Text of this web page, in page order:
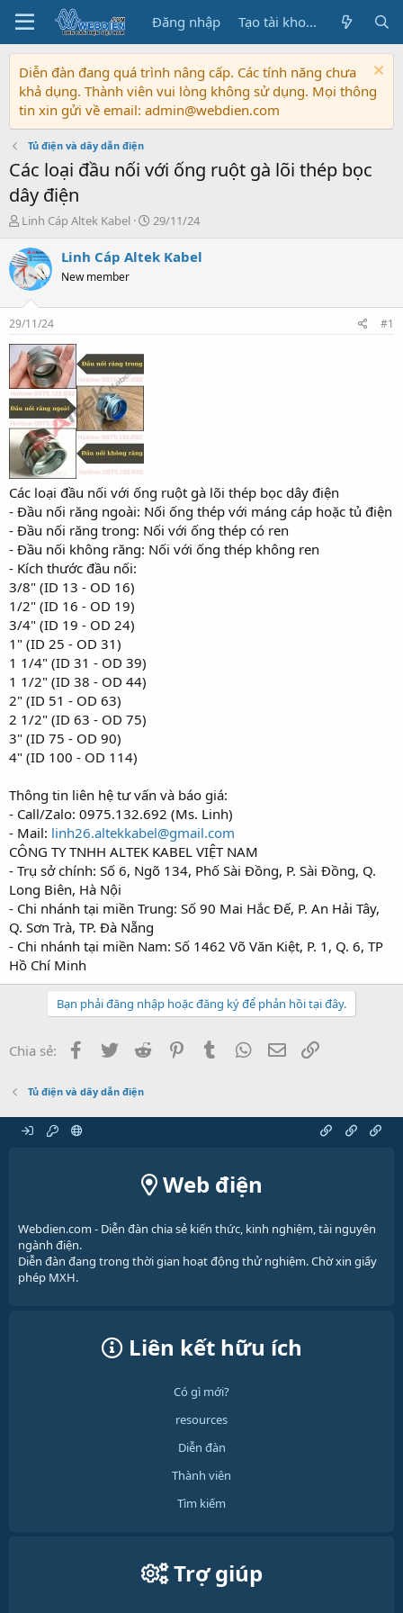
Đăng nhập Tạo tài khoản
Diễn đàn đang quá trình nâng cấp. Các tính năng chưa
khả dụng. Thành viên vui lòng không sử dụng. Mọi thông
tin xin gửi về email: admin@webdien.com
Tủ điện và dây dẫn điện
Các loại đầu nối với ống ruột gà lõi thép bọc
dây điện
T
r
e
a
s
t
a
r
t
e
r
Linh Cáp Altek Kabel
N
à
29/11/24
Linh Cáp Altek Kabel
New member
29/11/24 #1
Các loại đầu nối với ống ruột gà lõi thép bọc dây điện
- Đầu nối răng ngoài: Nối ống thép với máng cáp hoặc tủ điện
- Đầu nối răng trong: Nối với ống thép có ren
- Đầu nối không răng: Nối với ống thép không ren
- Kích thước đầu nối:
3/8" (ID 13 - OD 16)
1/2" (ID 16 - OD 19)
3/4" (ID 19 - OD 24)
1" (ID 25 - OD 31)
1 1/4" (ID 31 - OD 39)
1 1/2" (ID 38 - OD 44)
2" (ID 51 - OD 63)
2 1/2" (ID 63 - OD 75)
3" (ID 75 - OD 90)
4" (ID 100 - OD 114)
Thông tin liên hệ tư vấn và báo giá:
- Call/Zalo: 0975.132.692 (Ms. Linh)
- Mail: linh26.altekkabel@gmail.com
CÔNG TY TNHH ALTEK KABEL VIỆT NAM
- Trụ sở chính: Số 6, Ngõ 134, Phố Sài Đồng, P. Sài Đồng, Q.
Long Biên, Hà Nội
- Chi nhánh tại miền Trung: Số 90 Mai Hắc Đế, P. An Hải Tây,
Q. Sơn Trà, TP. Đà Nẵng
- Chi nhánh tại miền Nam: Số 1462 Võ Văn Kiệt, P. 1, Q. 6, TP
Hồ Chí Minh
Bạn phải đăng nhập hoặc đăng ký để phản hồi tại đây.
Chia sẻ: Facebook
Twitter Reddit PinterestTumblr WhatsApp
Email
Tủ điện và dây dẫn điện
Web điện
Webdien.com - Diễn đàn chia sẻ kiến thức, kinh nghiệm, tài nguyên
ngành điện.
Diễn đàn đang trong thời gian hoạt động thử nghiệm. Chờ xin giấy
phép MXH.
Liên kết hữu ích
Có gì mới?
resources
Diễn đàn
Thành viên
Tìm kiếm
Trợ giúp